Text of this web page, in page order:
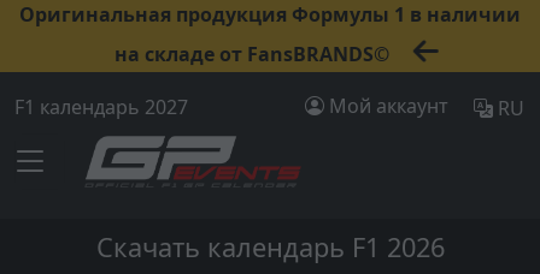
Оригинальная продукция Формулы 1 в наличии
на складе от FansBRANDS©
F1 календарь 2027 Мой аккаунт RU
Скачать календарь F1 2026